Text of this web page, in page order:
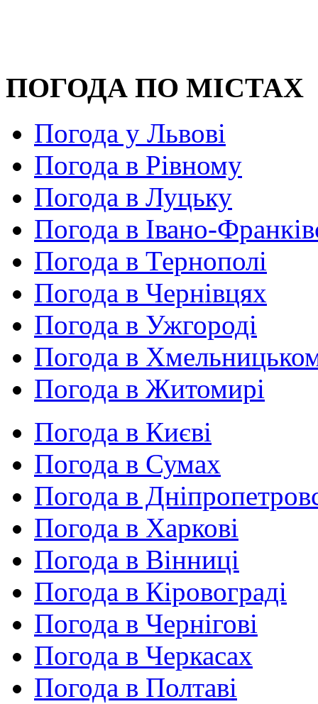
ПОГОДА ПО МІСТАХ
Погода у Львові
Погода в Рівному
Погода в Луцьку
Погода в Івано-
Погода в Тернополі
Погода в Чернівцях
Погода в Ужгороді
Погода в
Погода в Житомирі
Погода в Києві
Погода в Сумах
Погода в
Погода в Харкові
Погода в Вінниці
Погода в Кіровограді
Погода в Чернігові
Погода в Черкасах
Погода в Полтаві